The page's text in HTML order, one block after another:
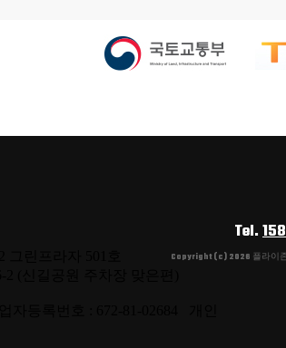
Tel.
Copyright (c) 2026 플라이